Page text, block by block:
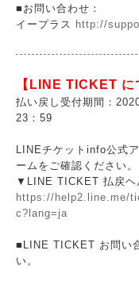
■お問い合わせ：
イープラス http://
【LINE TICKET に
払い戻し受付期間：
23：59
LINEチケットinfo公式
ームをご確認ください。
▼LINE TICKET 払戻ヘ
https://help2.line.me/
c?lang=ja
■LINE TICKET お問い
い。